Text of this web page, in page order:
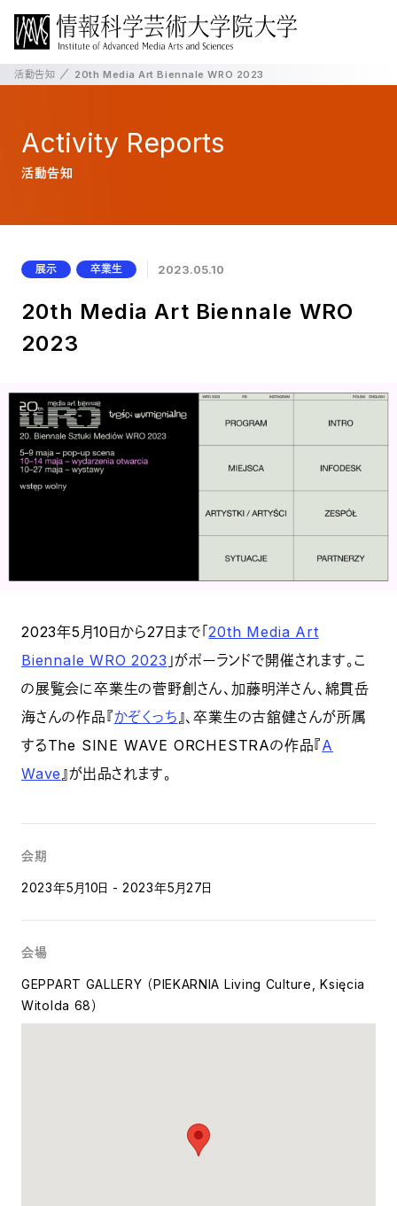
活動告知 20th Media Art Biennale WRO 2023
Activity Reports
活動告知
展示 卒業生 2023.05.10
20th Media Art Biennale WRO
2023
2023年5月10日から27日まで「20th Media Art
Biennale WRO 2023 」がポーランドで開催されます。こ
の展覧会に卒業生の菅野創さん、加藤明洋さん、綿貫岳
海さんの作品『かぞくっち』、卒業生の古舘健さんが所属
するThe SINE WAVE ORCHESTRAの作品『A
Wave』が出品されます。
会期
2023年5月10日 - 2023年5月27日
会場
GEPPART GALLERY （PIEKARNIA Living Culture, Księcia
Witolda 68）